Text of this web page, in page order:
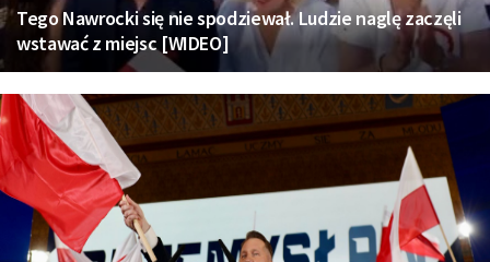
Tego Nawrocki się nie spodziewał. Ludzie naglę zaczęli
wstawać z miejsc [WIDEO]